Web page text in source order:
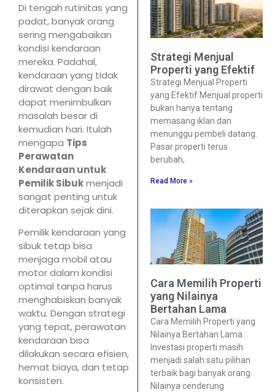
Di tengah rutinitas yang
padat, banyak orang
sering mengabaikan
kondisi kendaraan
mereka. Padahal,
kendaraan yang tidak
dirawat dengan baik
dapat menimbulkan
masalah besar di
kemudian hari. Itulah
mengapa Tips
Perawatan
Kendaraan untuk
Pemilik Sibukmenjadi
sangat penting untuk
diterapkan sejak dini.
Pemilik kendaraan yang
sibuk tetap bisa
menjaga mobil atau
motor dalam kondisi
optimal tanpa harus
menghabiskan banyak
waktu. Dengan strategi
yang tepat, perawatan
kendaraan bisa
dilakukan secara efisien,
hemat biaya, dan tetap
konsisten.
Strategi Menjual
Properti yang Efektif
Strategi Menjual Properti
yang Efektif Menjual properti
bukan hanya tentang
memasang iklan dan
menunggu pembeli datang.
Pasar properti terus
berubah,
Read More »
Cara Memilih Properti
yang Nilainya
Bertahan Lama
Cara Memilih Properti yang
Nilainya Bertahan Lama
Investasi properti masih
menjadi salah satu pilihan
terbaik bagi banyak orang.
Nilainya cenderung